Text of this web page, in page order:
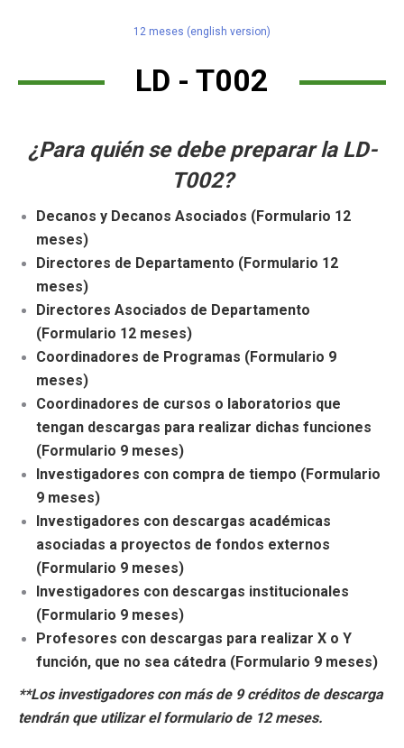
12 meses (english version)
LD - T002
¿Para quién se debe preparar la LD-
T002?
Decanos y Decanos Asociados (Formulario 12
meses)
Directores de Departamento (Formulario 12
meses)
Directores Asociados de Departamento
(Formulario 12 meses)
Coordinadores de Programas (Formulario 9
meses)
Coordinadores de cursos o laboratorios que
tengan descargas para realizar dichas funciones
(Formulario 9 meses)
Investigadores con compra de tiempo (Formulario
9 meses)
Investigadores con descargas académicas
asociadas a proyectos de fondos externos
(Formulario 9 meses)
Investigadores con descargas institucionales
(Formulario 9 meses)
Profesores con descargas para realizar X o Y
función, que no sea cátedra (Formulario 9 meses)
**Los investigadores con más de 9 créditos de descarga
tendrán que utilizar el formulario de 12 meses.